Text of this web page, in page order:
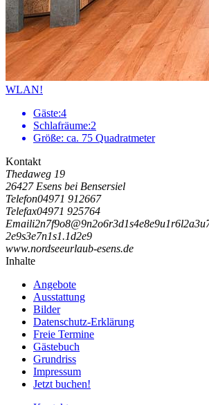
WLAN!
Gäste:4
Schlafräume:2
Größe: ca. 75 Quadratmeter
Kontakt
Thedaweg 19
26427 Esens bei Bensersiel
Telefon04971 912667
Telefax04971 925764
Emaili2n7f9o8@9n2o6r3d1s4e8e9u1r6l2a3u
2e9s3e7n1s1.1d2e9
www.nordseeurlaub-esens.de
Inhalte
Angebote
Ausstattung
Bilder
Datenschutz-Erklärung
Freie Termine
Gästebuch
Grundriss
Impressum
Jetzt buchen!